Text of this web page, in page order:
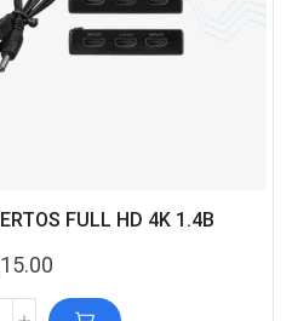
FULL HD 4K 1.4B
15.00